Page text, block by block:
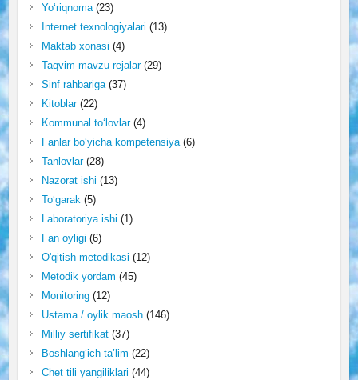
Yo‘riqnoma(23)
Internet texnologiyalari (13)
Maktab xonasi (4)
Taqvim-mavzu rejalar(29)
Sinf rahbariga(37)
Kitoblar(22)
Kommunal to‘lovlar(4)
Fanlar bo‘yicha kompetensiya(6)
Tanlovlar(28)
Nazorat ishi (13)
To‘garak(5)
Laboratoriya ishi (1)
Fan oyligi (6)
O'qitish metodikasi (12)
Metodik yordam (45)
Monitoring(12)
Ustama / oylik maosh(146)
Milliy sertifikat(37)
Boshlang‘ich ta’lim (22)
Chet tili yangiliklari (44)